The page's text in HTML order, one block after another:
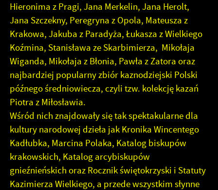
Hieronima z Pragi, Jana Merkelin, Jana Herolt,
Jana Szczekny, Peregryna z Opola, Mateusza z
Krakowa, Jakuba z Paradyża, Łukasza z Wielkiego
Koźmina, Stanisława ze Skarbimierza, Mikołaja
Wiganda, Mikołaja z Błonia, Pawła z Zatora oraz
najbardziej popularny zbiór kaznodziejski Polski
późnego średniowiecza, czyli tzw. kolekcję kazań
Piotra z Miłosławia.
Wśród nich znajdowały się tak spektakularne dla
kultury narodowej dzieła jak Kronika Wincentego
Kadłubka, Marcina Polaka, Katalog biskupów
krakowskich, Katalog arcybiskupów
gnieźnieńskich oraz Rocznik świętokrzyski i Statuty
Kazimierza Wielkiego, a przede wszystkim słynne